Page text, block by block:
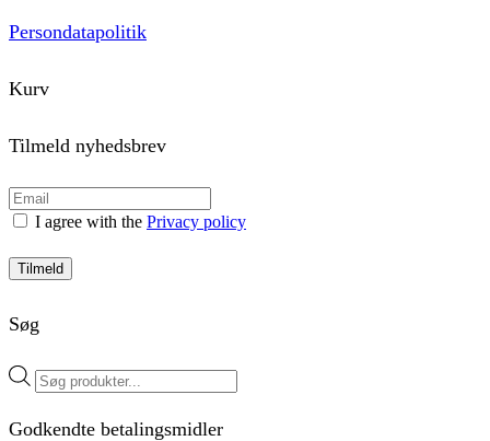
Persondatapolitik
Kurv
Tilmeld nyhedsbrev
I agree with the Privacy policy
Tilmeld
Søg
Products
search
Godkendte betalingsmidler